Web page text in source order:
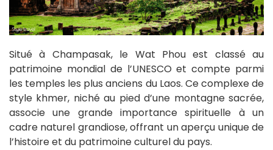
Situé à Champasak, le Wat Phou est classé au
patrimoine mondial de l’UNESCO et compte parmi
les temples les plus anciens du Laos. Ce complexe de
style khmer, niché au pied d’une montagne sacrée,
associe une grande importance spirituelle à un
cadre naturel grandiose, offrant un aperçu unique de
l’histoire et du patrimoine culturel du pays.